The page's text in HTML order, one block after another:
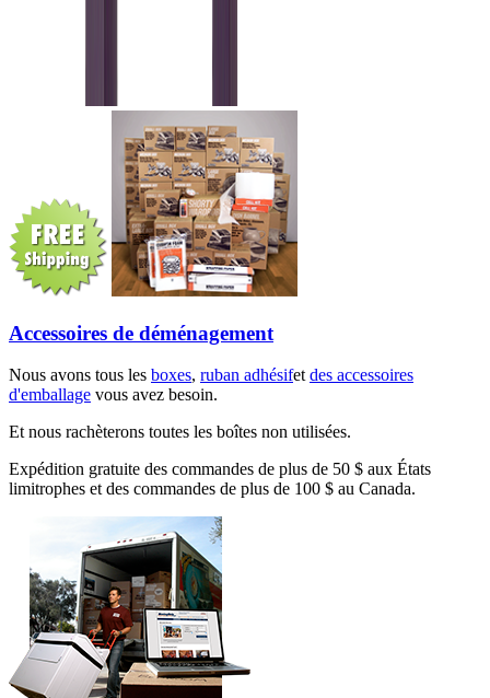
Accessoires de déménagement
Nous avons tous les boxes, ruban adhésifetdes accessoires
d'emballage vous avez besoin.
Et nous rachèterons toutes les boîtes non utilisées.
Expédition gratuite des commandes de plus de 50 $ aux États
limitrophes et des commandes de plus de 100 $ au Canada.